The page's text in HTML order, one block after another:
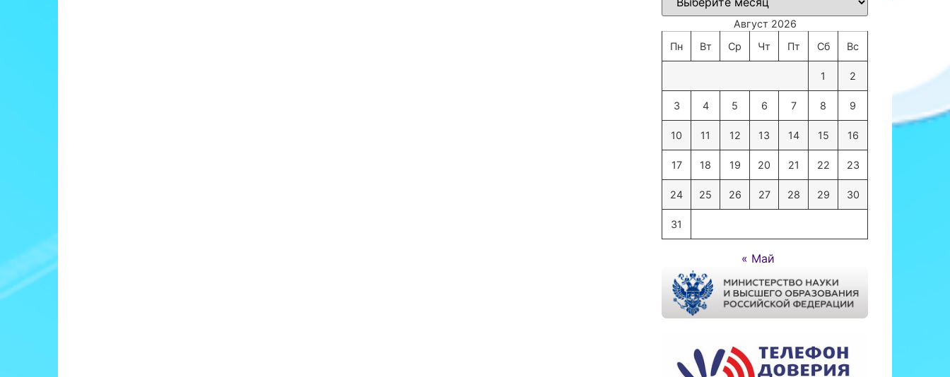
Август 2026
Пн
Вт Ср Чт Пт Сб Вс
1 2
3 4 5 6 7 8 9
10 11 12 13 14 15 16
17 18 19 20 21 22 23
24 25 26 27 28 29 30
31
« Май